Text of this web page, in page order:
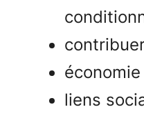
liens